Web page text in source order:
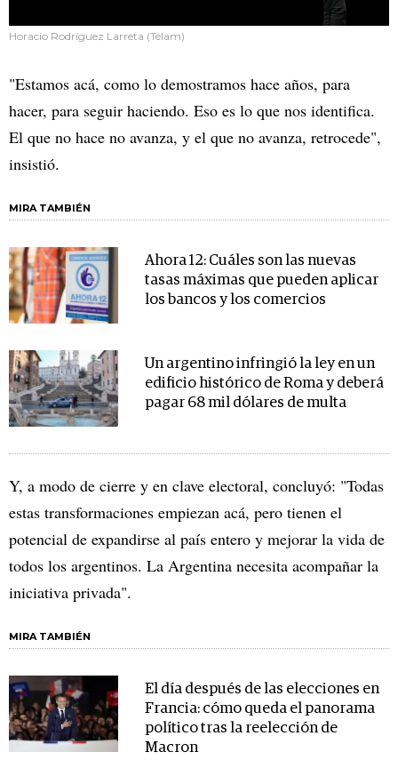
Horacio Rodríguez Larreta (Télam)
"Estamos acá, como lo demostramos hace años, para
hacer, para seguir haciendo. Eso es lo que nos identifica.
El que no hace no avanza, y el que no avanza, retrocede",
insistió.
MIRA TAMBIÉN
Ahora 12: Cuáles son las nuevas
tasas máximas que pueden aplicar
los bancos y los comercios
Un argentino infringió la ley en un
edificio histórico de Roma y deberá
pagar 68 mil dólares de multa
Y, a modo de cierre y en clave electoral, concluyó: "Todas
estas transformaciones empiezan acá, pero tienen el
potencial de expandirse al país entero y mejorar la vida de
todos los argentinos. La Argentina necesita acompañar la
iniciativa privada".
MIRA TAMBIÉN
El día después de las elecciones en
Francia: cómo queda el panorama
político tras la reelección de
Macron